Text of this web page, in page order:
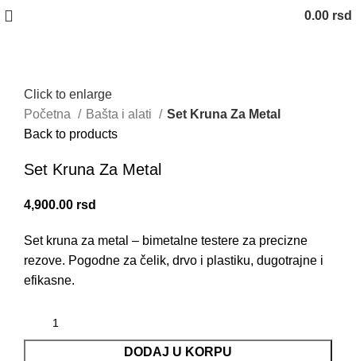
0.00 rsd
Click to enlarge
Početna
Bašta i alati
Set Kruna Za Metal
Back to products
Set Kruna Za Metal
4,900.00 rsd
Set kruna za metal – bimetalne testere za precizne
rezove. Pogodne za čelik, drvo i plastiku, dugotrajne i
efikasne.
DODAJ U KORPU